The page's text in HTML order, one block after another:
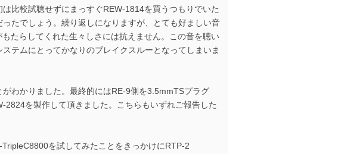
比較試聴せずにまっすぐREW-1814を買うつもりでいた
たでしょう。繰り返しになりますが、とても好ましい音
たらしてくれた生々しさには抗えません。この音を聴い
テムにとってかなりのブレイクスルーとなってしまいま
わかりました。最終的にはRE-9側を3.5mmTSプラグ
を製作して頂きました。こちらもいずれご報告した
を試してみたことをきっかけにRTP-2